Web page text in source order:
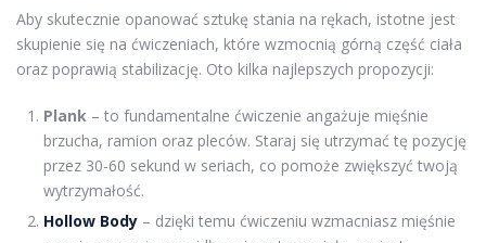
Aby skutecznie opanować sztukę stania na rękach, istotne jest
skupienie się na ćwiczeniach, które wzmocnią górną część ciała
oraz poprawią stabilizację. Oto kilka najlepszych propozycji:
Plank – to fundamentalne ćwiczenie angażuje mięśnie
brzucha, ramion oraz pleców. Staraj się utrzymać tę pozycję
przez 30-60 sekund w seriach, co pomoże zwiększyć twoją
wytrzymałość.
Hollow Body – dzięki temu ćwiczeniu wzmacniasz mięśnie